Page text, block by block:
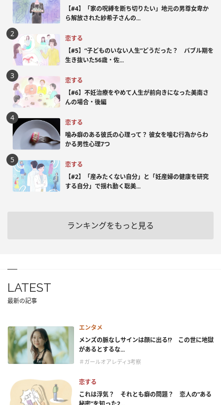
【#4】「家の呪縛を断ち切りたい」地元の男尊女卑か
ら解放された紗希子さんの...
恋する
【#5】“子どものいない人生”どうだった？ バブル期を
生き抜いた56歳・佐...
恋する
【#6】不妊治療をやめて人生が前向きになった美南さ
んの場合・後編
恋する
噛み癖のある彼氏の心理って？ 彼女を噛む行為からわ
かる男性心理7つ
恋する
【#2】「産みたくない自分」と「妊産婦の健康を研究
する自分」で揺れ動く聡美...
ランキングをもっと見る
LATEST
最新の記事
エンタメ
メンズの脈なしサインは顔に出る!? この世に地獄
があるとするな...
＃ガールオアレディ3考察
恋する
これは浮気？ それとも癖の問題？ 恋人の“ある